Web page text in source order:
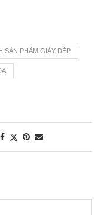
SẢN PHẨM GIÀY DÉP